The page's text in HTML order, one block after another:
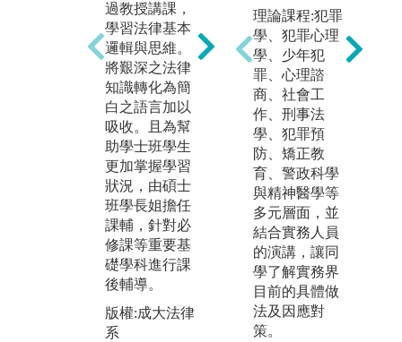
過教授講課，
學習法律基本
邏輯與思維。
將艱深之法律
知識轉化為簡
白之語言加以
吸收。且為幫
助學士班學生
更加掌握學習
狀況，由碩士
班學長姐擔任
課輔，針對必
修課等重要基
礎學科進行課
後輔導。
版權:成大法律
系
讀學者著作，
系統性學習我
國法律規範與
其內涵，補充
授課時無法詳
細說明之內
容。
圖解:法律系期
刊教材閱覽及
自修室
版權:成大法律
系
理論課程:犯罪
學、犯罪心理
學、少年犯
罪、心理諮
商、社會工
作、刑事法
學、犯罪預
防、矯正教
育、警政科學
與精神醫學等
多元層面，並
結合實務人員
的演講，讓同
學了解實務界
目前的具體做
法及因應對
策。